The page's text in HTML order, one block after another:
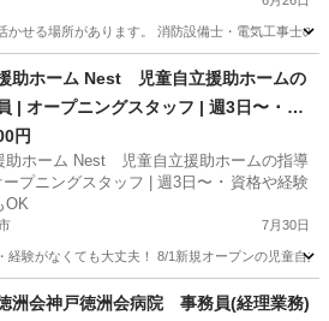
かせる場所があります。 消防設備士・電気工事士
助ホーム Nest 児童自立援助ホームの
| オープニングスタッフ | 週3日〜 ･ 資
なくてもOK
円
助ホーム Nest 児童自立援助ホームの指導
プニングスタッフ | 週3日〜 ･ 資格や経験
OK
7月30日
経験がなくても大丈夫！ 8/1新規オープンの児童自
洲会神戸徳洲会病院 事務員(経理業務)